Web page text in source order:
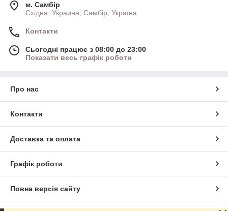
м. Самбір
Східна, Украина, Самбір, Україна
Контакти
Сьогодні працює з 08:00 до 23:00
Показати весь графік роботи
Про нас
Контакти
Доставка та оплата
Графік роботи
Повна версія сайту